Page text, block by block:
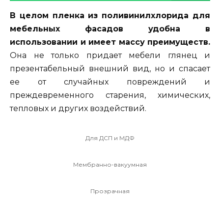
В целом пленка из поливинилхлорида для
мебельных фасадов удобна в
использовании и имеет массу преимуществ.
Она не только придает мебели глянец и
презентабельный внешний вид, но и спасает
ее от случайных повреждений и
преждевременного старения, химических,
тепловых и других воздействий.
Для ДСП и МДФ
Мембранно-вакуумная
Прозрачная